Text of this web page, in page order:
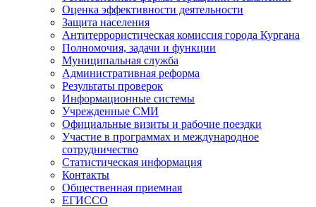
Оценка эффективности деятельности
Защита населения
Антитеррористическая комиссия города Кургана
Полномочия, задачи и функции
Муниципальная служба
Административная реформа
Результаты проверок
Информационные системы
Учрежденные СМИ
Официальные визиты и рабочие поездки
Участие в программах и международное
сотрудничество
Статистическая информация
Контакты
Общественная приемная
ЕГИССО